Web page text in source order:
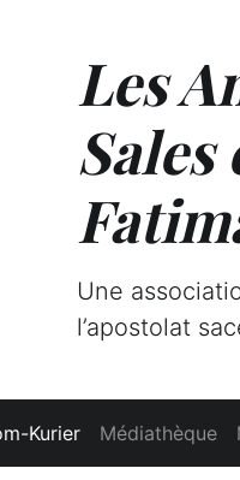
Les
Sales
Une
l’apostolat
Kurier Médiathèque